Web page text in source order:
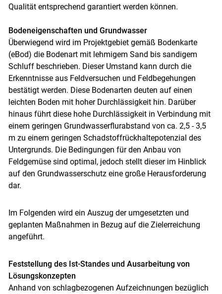
Qualität entsprechend garantiert werden können.
Bodeneigenschaften und Grundwasser
Überwiegend wird im Projektgebiet gemäß Bodenkarte
(eBod) die Bodenart mit lehmigem Sand bis sandigem
Schluff beschrieben. Dieser Umstand kann durch die
Erkenntnisse aus Feldversuchen und Feldbegehungen
bestätigt werden. Diese Bodenarten deuten auf einen
leichten Boden mit hoher Durchlässigkeit hin. Darüber
hinaus führt diese hohe Durchlässigkeit in Verbindung mit
einem geringen Grundwasserflurabstand von ca. 2,5 - 3,5
m zu einem geringen Schadstoffrückhaltepotenzial des
Untergrunds. Die Bedingungen für den Anbau von
Feldgemüse sind optimal, jedoch stellt dieser im Hinblick
auf den Grundwasserschutz eine große Herausforderung
dar.
Im Folgenden wird ein Auszug der umgesetzten und
geplanten Maßnahmen in Bezug auf die Zielerreichung
angeführt.
Feststellung des Ist-Standes und Ausarbeitung von
Lösungskonzepten
Anhand von schlagbezogenen Aufzeichnungen bezüglich